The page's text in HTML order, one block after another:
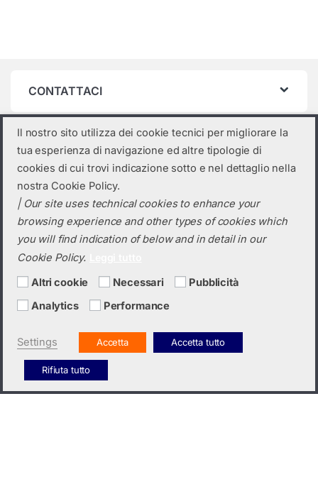
CONTATTACI
INFO UTILI
ORARI
Categorie prodotto
Il nostro sito utilizza dei cookie tecnici per migliorare la
tua esperienza di navigazione ed altre tipologie di
cookies di cui trovi indicazione sotto e nel dettaglio nella
nostra Cookie Policy.
| Our site uses technical cookies to enhance your
browsing experience and other types of cookies which
you will find indication of below and in detail in our
Cookie Policy.
Altri cookie Necessari
Pubblicità
Analytics
Performance
Settings Accetta Accetta tutto
Rifiuta tutto